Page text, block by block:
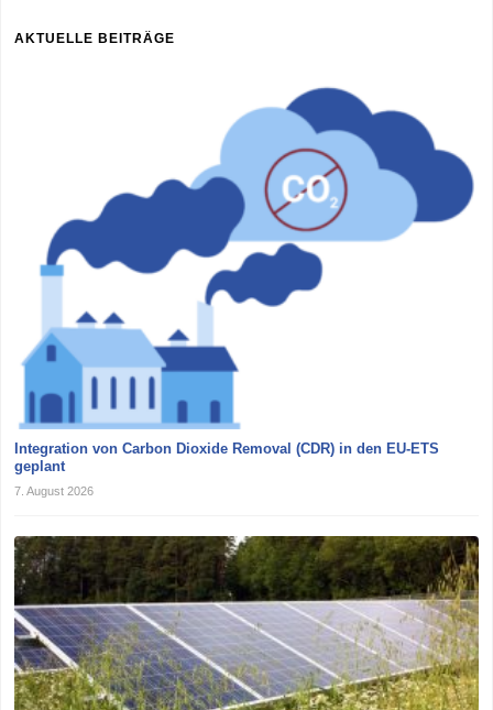
AKTUELLE BEITRÄGE
Integration von Carbon Dioxide Removal (CDR) in den EU-ETS
geplant
7. August 2026